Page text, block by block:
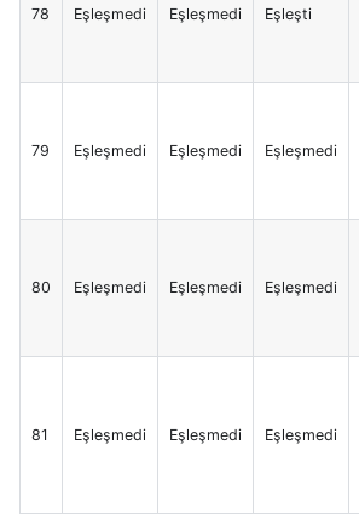
78 Eşleşmedi Eşleşmedi Eşleşti
79 Eşleşmedi Eşleşmedi Eşleşmedi
80 Eşleşmedi Eşleşmedi Eşleşmedi
81 Eşleşmedi Eşleşmedi Eşleşmedi